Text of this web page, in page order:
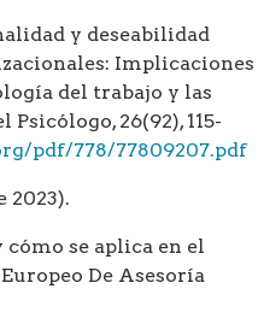
y deseabilidad
Implicaciones
del trabajo y las
26(92), 115-
pdf/778/77809207.pdf
2023).
se aplica en el
De Asesoría